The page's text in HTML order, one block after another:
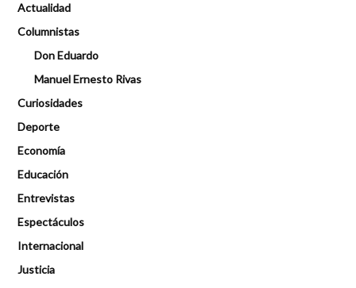
Actualidad
Columnistas
Don Eduardo
Manuel Ernesto Rivas
Curiosidades
Deporte
Economía
Educación
Entrevistas
Espectáculos
Internacional
Justicia